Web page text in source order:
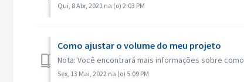
Qui, 8 Abr, 2021 na (o) 2:03 PM
Como ajustar o volume do meu projeto
Nota: Você encontrará mais informações sobre
Sex, 13 Mai, 2022 na (o) 5:09 PM